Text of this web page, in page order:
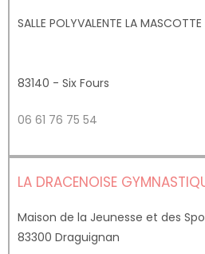
SALLE POLYVALENTE LA MASCOTTE
83140 - Six Fours
06 61 76 75 54
LA DRACENOISE
Maison de la Jeunesse et des
83300 Draguignan